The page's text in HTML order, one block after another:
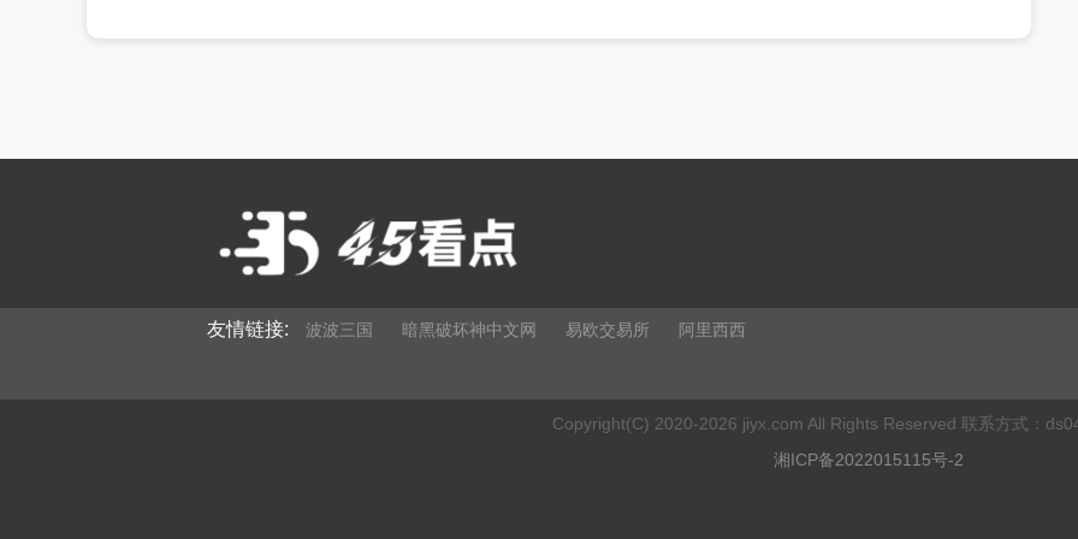
友情链接: 波波三国 暗黑破坏神中文网 易欧交易所 阿里西西
Copyright(C) 2020-2026 jiyx.com All Rights Reserved 联系方式：
湘ICP备2022015115号-2